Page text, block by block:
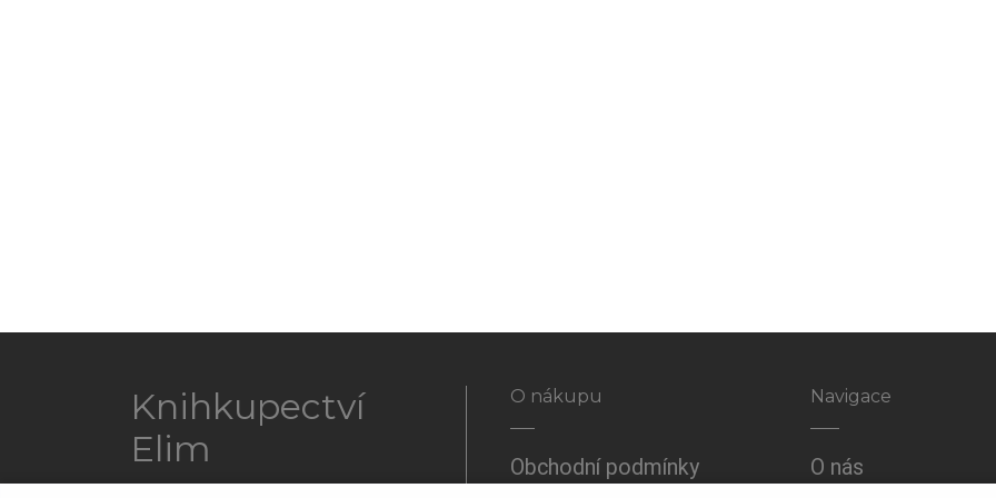
Knihkupectví
Elim
O nákupu
Obchodní podmínky
Navigace
O nás